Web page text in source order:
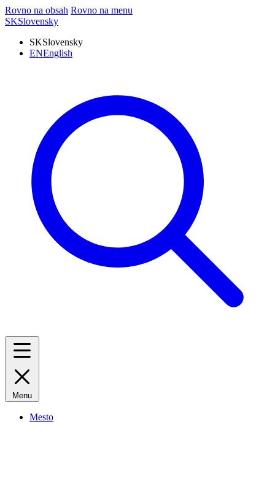
Rovno na obsah Rovno na menu
SKSlovensky
SKSlovensky
ENEnglish
Menu
Mesto